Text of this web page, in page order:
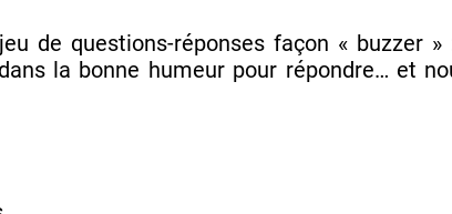
de questions-réponses façon « buzzer
la bonne humeur pour répondre… et